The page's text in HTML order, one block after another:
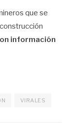
que se
información
VIRALES